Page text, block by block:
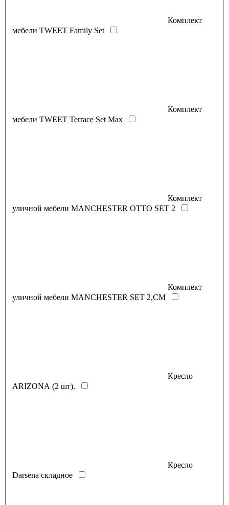
Комплект
мебели TWEET Family Set
Комплект
мебели TWEET Terrace Set Max
Комплект
уличной мебели MANCHESTER OTTO SET 2
Комплект
уличной мебели MANCHESTER SET 2,СМ
Кресло
ARIZONA (2 шт).
Кресло
Darsena складное